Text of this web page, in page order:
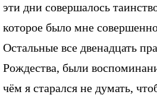
эти дни совершалось
которое было мне
Остальные все двенадцать
Рождества, были
чём я старался не думать,